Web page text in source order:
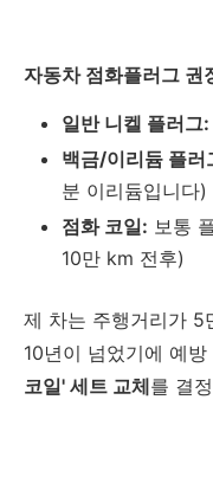
자동차 점화플러그 권
일반 니켈 플러그:
백금/이리듐 플러
분 이리듐입니다)
점화 코일: 보통
10만 km 전후)
제 차는 주행거리가 5
10년이 넘었기에 예
코일' 세트 교체를 결